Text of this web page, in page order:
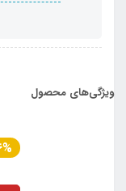
ویژگی‌های محصول